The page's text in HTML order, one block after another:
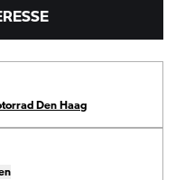
Den Haag